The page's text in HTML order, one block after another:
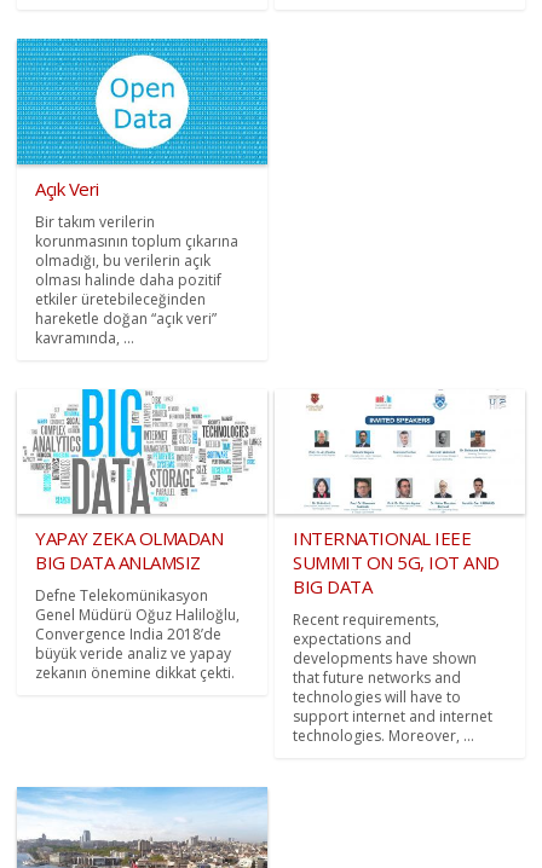
Açık Veri
Bir takım verilerin
korunmasının toplum çıkarına
olmadığı, bu verilerin açık
olması halinde daha pozitif
etkiler üretebileceğinden
hareketle doğan “açık veri”
kavramında, ...
YAPAY ZEKA OLMADAN
BIG DATA ANLAMSIZ
Defne Telekomünikasyon
Genel Müdürü Oğuz Haliloğlu,
Convergence India 2018’de
büyük veride analiz ve yapay
zekanın önemine dikkat çekti.
INTERNATIONAL IEEE
SUMMIT ON 5G, IOT AND
BIG DATA
Recent requirements,
expectations and
developments have shown
that future networks and
technologies will have to
support internet and internet
technologies. Moreover, ...